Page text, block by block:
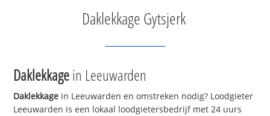
Daklekkage Gytsjerk
Daklekkagein Leeuwarden
Daklekkage in Leeuwarden en omstreken nodig? Loodgieter
Leeuwarden is een lokaal loodgietersbedrijf met 24 uurs